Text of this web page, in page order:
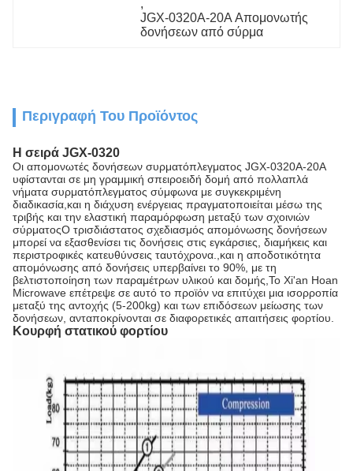
,
JGX-0320A-20A Απομονωτής
δονήσεων από σύρμα
Περιγραφή Του Προϊόντος
Η σειρά JGX-0320
Οι απομονωτές δονήσεων συρματόπλεγματος JGX-0320A-20A
υφίστανται σε μη γραμμική σπειροειδή δομή από πολλαπλά
νήματα συρματόπλεγματος σύμφωνα με συγκεκριμένη
διαδικασία,και η διάχυση ενέργειας πραγματοποιείται μέσω της
τριβής και την ελαστική παραμόρφωση μεταξύ των σχοινιών
σύρματοςΟ τρισδιάστατος σχεδιασμός απομόνωσης δονήσεων
μπορεί να εξασθενίσει τις δονήσεις στις εγκάρσιες, διαμήκεις και
περιστροφικές κατευθύνσεις ταυτόχρονα.,και η αποδοτικότητα
απομόνωσης από δονήσεις υπερβαίνει το 90%, με τη
βελτιστοποίηση των παραμέτρων υλικού και δομής,Το Xi'an Hoan
Microwave επέτρεψε σε αυτό το προϊόν να επιτύχει μια ισορροπία
μεταξύ της αντοχής (5-200kg) και των επιδόσεων μείωσης των
δονήσεων, ανταποκρίνονται σε διαφορετικές απαιτήσεις φορτίου.
Κουρφή στατικού φορτίου